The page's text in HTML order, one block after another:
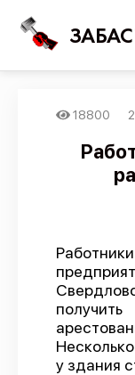
18800
у здания